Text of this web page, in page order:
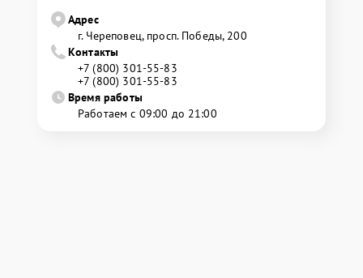
Адрес
г. Череповец, просп. Победы, 200
Контакты
+7 (800) 301-55-83
+7 (800) 301-55-83
Время работы
Работаем с 09:00 до 21:00